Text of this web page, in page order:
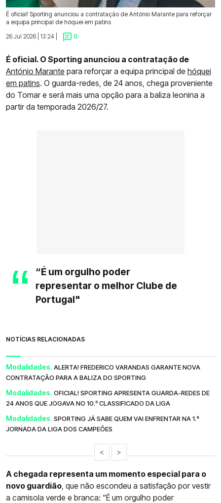
É oficial! Sporting anunciou a contratação de António Marante para reforçar
a equipa principal de hóquei em patins
26 Jul 2026 | 13:24 |
0
É oficial. O Sporting anunciou a contratação de
António Marante para reforçar a equipa principal de hóquei
em patins. O guarda-redes, de 24 anos, chega proveniente
do Tomar e será mais uma opção para a baliza leonina a
partir da temporada 2026/27.
“É um orgulho poder
representar o melhor Clube de
Portugal"
NOTÍCIAS RELACIONADAS
Modalidades. ALERTA! FREDERICO VARANDAS GARANTE NOVA
CONTRATAÇÃO PARA A BALIZA DO SPORTING
Modalidades. OFICIAL! SPORTING APRESENTA GUARDA-REDES DE
24 ANOS QUE JOGAVA NO 10.º CLASSIFICADO DA LIGA
Modalidades. SPORTING JÁ SABE QUEM VAI ENFRENTAR NA 1.ª
JORNADA DA LIGA DOS CAMPEÕES
< >
A chegada representa um momento especial para o
novo guardião , que não escondeu a satisfação por vestir
a camisola verde e branca: “É um orgulho poder